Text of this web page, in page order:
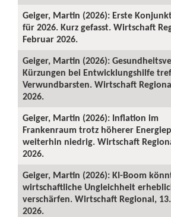
Geiger, Martin (2026): Erste
für 2026. Kurz gefasst. Wirtschaft
Februar 2026.
Geiger, Martin (2026):
Kürzungen bei Entwicklungshilfe
Verwundbarsten. Wirtschaft
2026.
Geiger, Martin (2026): Inflation im
Frankenraum trotz höherer
weiterhin niedrig. Wirtschaft
2026.
Geiger, Martin (2026): KI-Boom
wirtschaftliche Ungleichheit
verschärfen. Wirtschaft Regional,
2026.